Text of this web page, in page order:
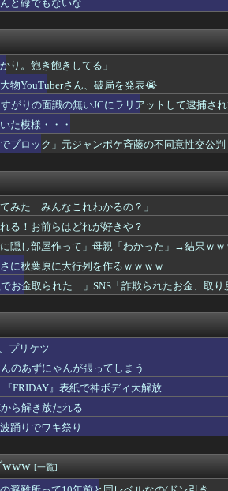
作りすぎる…
ガ
が騒然！←「求刑が軽すぎる」...
い
だ・・・
らと同年代で若者は元気💪
ｗｗｗｗｗｗｗｗｗｗｗｗｗｗｗ...
あ
原
ぷっwww」
てみたら、なぜか辛ラーメンだけ...
か
育
支配からの脱却」…茂木敏充氏も...
日
れる事態が進行中、今の価値...
てコスパもいいことに気づいた
て」母親「わかった」→結果ｗｗ...
わ
ｗｗｗｗｗwwww
北米4大スポーツ初の快挙
バ
いてこう言っていた
浮
元」セール！8,930...
たイケメン逮捕ww...
キ
してる」
回し逮捕…韓国
ったｗｗｗｗ
ア
確信
ホ
うせ水商売やろｗ」俺（そうな...
ないまま胴体着陸「これよりひ...
主人公がガチで敗北した回」と聞...
哲
た女に「もっと気持ちよくして...
大
と碌でもないな
り。飽き飽きしてる」
物YouTuberさん、破局を発表😭
がりの面識の無いJCにラリアットして逮捕さ
た模様・・・
ブロック」元ジャンポケ斉藤の不同意性交公判
みた…みんなこれわかるの？」
る！お前らはどれが好きや？
隠し部屋作って」母親「わかった」→結果ｗｗ
に秋葉原に大行列を作るｗｗｗｗ
でお金取られた…」SNS「詐欺られたお金、取
プリケツ
のあずにゃんが張ってしまう
FRIDAY』表紙で神ボディ大解放
ら解き放たれる
踊りでワキ祭り
www [一覧]